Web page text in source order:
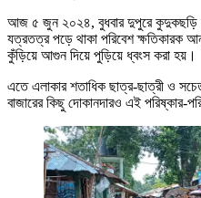
আজ ৫ জুন ২০২৪, বুধবার দুপুরে কুদুকছড়ি
যত্রতত্র পড়ে থাকা পরিবেশ ক্ষতিকারক
কুঁড়িয়ে আগুন দিয়ে পুড়িয়ে ধ্বংস করা হয়।
এতে এলাকার শতাধিক ছাত্র-ছাত্রী ও
বাজারের কিছু দোকানদারও এই পরিষ্কার-